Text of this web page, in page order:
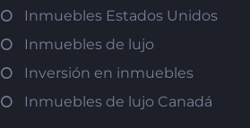
Inmuebles Estados Unidos
Inmuebles de lujo
Inversión en inmuebles
Inmuebles de lujo Canadá